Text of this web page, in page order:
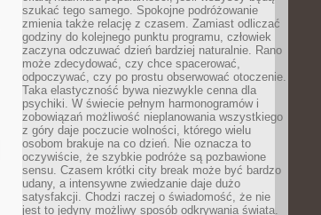
szukać tego samego. Spokojne podróżowanie
zmienia także relację z czasem. Zamiast odliczać
godziny do kolejnego punktu programu, człowiek
zaczyna odczuwać dzień bardziej naturalnie. Rano
może zdecydować, czy chce spacerować,
odpoczywać, czy po prostu obserwować otoczenie.
Taka elastyczność bywa niezwykle cenna dla
psychiki. W świecie pełnym harmonogramów i
zobowiązań możliwość nieplanowania wszystkiego
z góry daje poczucie wolności, którego wielu
osobom brakuje na co dzień. Nie oznacza to
oczywiście, że szybkie podróże są pozbawione
sensu. Czasem krótki city break może być bardzo
udany, a intensywne zwiedzanie daje dużo
satysfakcji. Chodzi raczej o świadomość, że nie
jest to jedyny możliwy sposób odkrywania świata.